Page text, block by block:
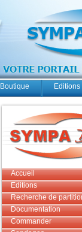
Boutique Editions
Accueil
Editions
Recherche de
Documentation
Commander